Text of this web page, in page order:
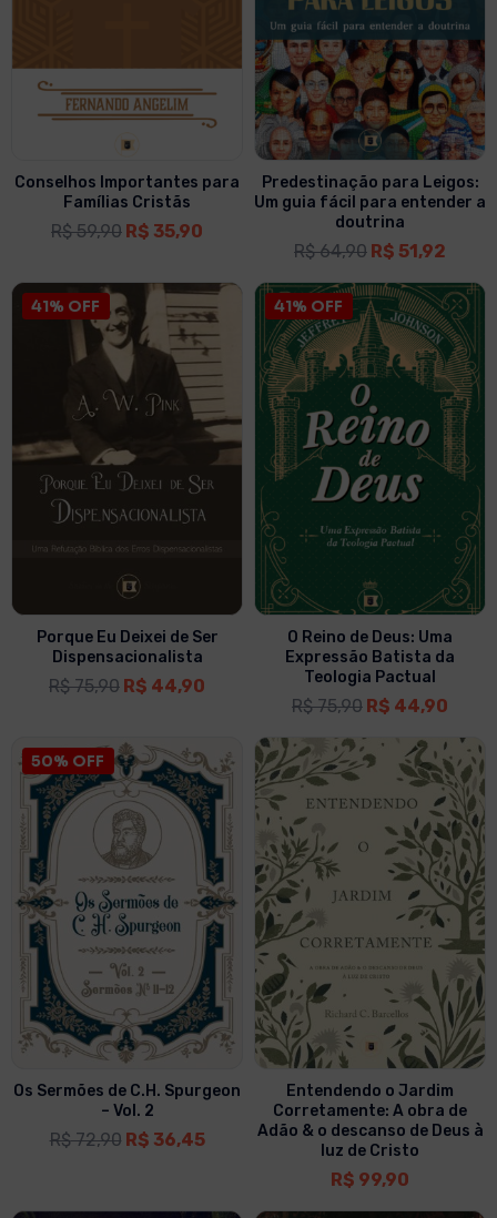
Conselhos Importantes para
Famílias Cristãs
R$59,90 R$ 35,90
Predestinação para Leigos:
Um guia fácil para entender a
doutrina
R$64,90 R$ 51,92
41% OFF
Porque Eu Deixei de Ser
Dispensacionalista
R$75,90 R$ 44,90
41% OFF
O Reino de Deus: Uma
Expressão Batista da
Teologia Pactual
R$75,90 R$ 44,90
50% OFF
Os Sermões de C.H. Spurgeon
– Vol. 2
R$72,90 R$ 36,45
Entendendo o Jardim
Corretamente: A obra de
Adão & o descanso de Deus à
luz de Cristo
R$ 99,90